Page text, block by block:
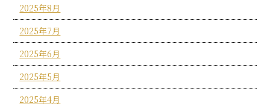
2025年8月
2025年7月
2025年6月
2025年5月
2025年4月